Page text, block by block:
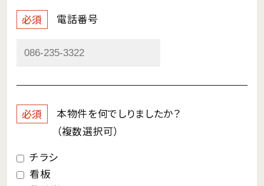
必須 電話番号
必須 本物件を何で しりましたか？
（複数選択可）
チラシ
看板